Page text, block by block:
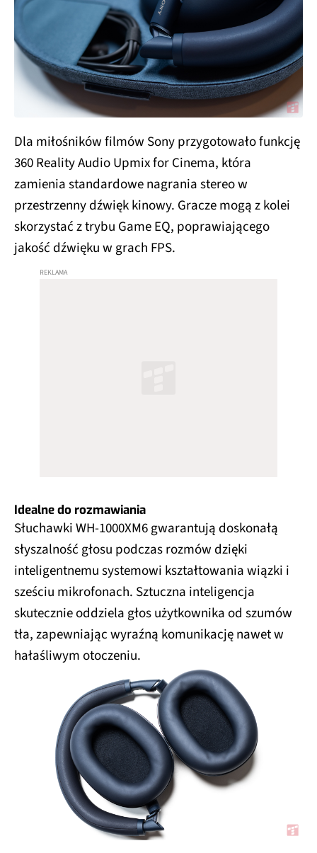
Dla miłośników filmów Sony przygotowało funkcję
360 Reality Audio Upmix for Cinema, która
zamienia standardowe nagrania stereo w
przestrzenny dźwięk kinowy. Gracze mogą z kolei
skorzystać z trybu Game EQ, poprawiającego
jakość dźwięku w grach FPS.
Idealne do rozmawiania
Słuchawki WH-1000XM6 gwarantują doskonałą
słyszalność głosu podczas rozmów dzięki
inteligentnemu systemowi kształtowania wiązki i
sześciu mikrofonach. Sztuczna inteligencja
skutecznie oddziela głos użytkownika od szumów
tła, zapewniając wyraźną komunikację nawet w
hałaśliwym otoczeniu.